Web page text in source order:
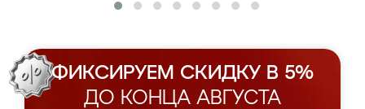
ФИКСИРУЕМ СКИДКУ В 5%
ДО КОНЦА АВГУСТА